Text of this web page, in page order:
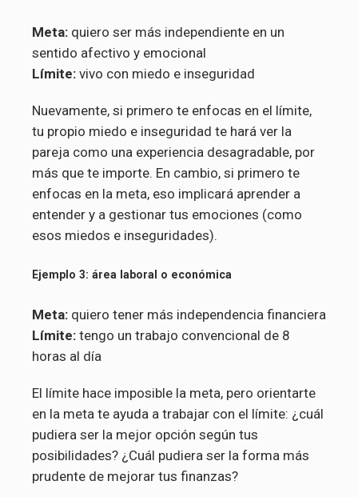
Meta: quiero ser más independiente en un
sentido afectivo y emocional
Límite: vivo con miedo e inseguridad
Nuevamente, si primero te enfocas en el límite,
tu propio miedo e inseguridad te hará ver la
pareja como una experiencia desagradable, por
más que te importe. En cambio, si primero te
enfocas en la meta, eso implicará aprender a
entender y a gestionar tus emociones (como
esos miedos e inseguridades).
Ejemplo 3: área laboral o económica
Meta: quiero tener más independencia financiera
Límite: tengo un trabajo convencional de 8
horas al día
El límite hace imposible la meta, pero orientarte
en la meta te ayuda a trabajar con el límite: ¿cuál
pudiera ser la mejor opción según tus
posibilidades? ¿Cuál pudiera ser la forma más
prudente de mejorar tus finanzas?